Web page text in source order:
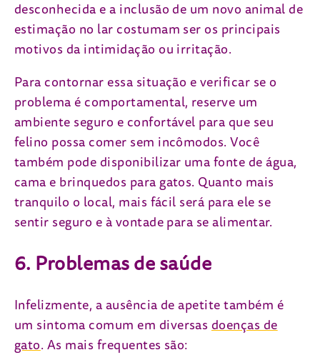
desconhecida e a inclusão de um novo animal de
estimação no lar costumam ser os principais
motivos da intimidação ou irritação.
Para contornar essa situação e verificar se o
problema é comportamental, reserve um
ambiente seguro e confortável para que seu
felino possa comer sem incômodos. Você
também pode disponibilizar uma fonte de água,
cama e brinquedos para gatos. Quanto mais
tranquilo o local, mais fácil será para ele se
sentir seguro e à vontade para se alimentar.
6. Problemas de saúde
Infelizmente, a ausência de apetite também é
um sintoma comum em diversas doenças de
gato. As mais frequentes são: